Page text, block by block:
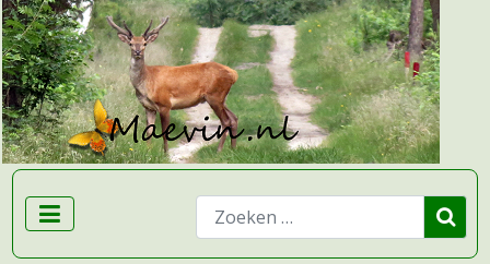
Zoeken